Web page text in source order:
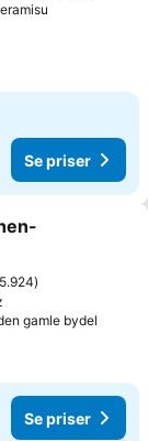
Se priser
5.924
gamle bydel
Se priser